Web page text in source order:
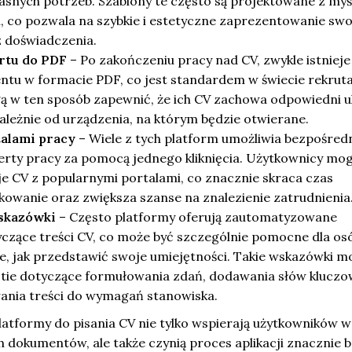
co pozwala na szybkie i estetyczne zaprezentowanie
do PDF – Po zakończeniu pracy nad CV, zwykle
w formacie PDF, co jest standardem w świecie
w ten sposób zapewnić, że ich CV zachowa odpowiedni
od urządzenia, na którym będzie otwierane.
pracy – Wiele z tych platform umożliwia
pracy za pomocą jednego kliknięcia. Użytkownicy
CV z popularnymi portalami, co znacznie skraca czas
oraz zwiększa szanse na znalezienie
– Często platformy oferują zautomatyzowane
treści CV, co może być szczególnie pomocne dla
jak przedstawić swoje umiejętności. Takie wskazówki
dotyczące formułowania zdań, dodawania słów
treści do wymagań stanowiska.
do pisania CV nie tylko wspierają użytkowników w
ale także czynią proces aplikacji znacznie